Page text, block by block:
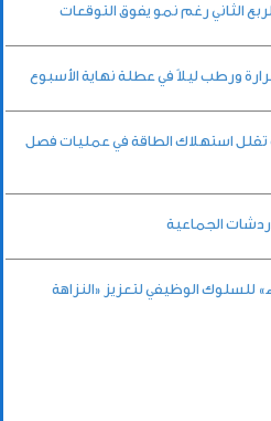
الثاني رغم نمو يفوق التوقعات
ورطب ليلاً في عطلة نهاية الأسبوع
تقلل استهلاك الطاقة في عمليات فصل
الجماعية
للسلوك الوظيفي لتعزيز «النزاهة